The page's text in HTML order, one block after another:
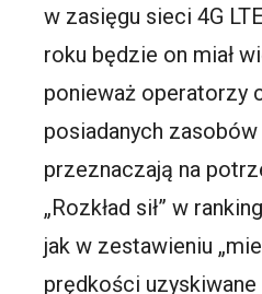
w zasięgu sieci 4G
roku będzie on miał
ponieważ operatorzy
posiadanych
przeznaczają na
„Rozkład sił” w
jak w zestawieniu
prędkości